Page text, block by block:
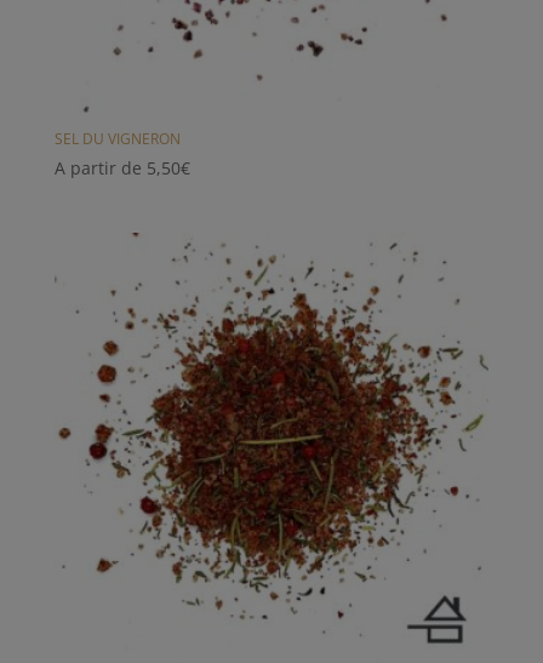
SEL DU VIGNERON
A partir de 5,50€